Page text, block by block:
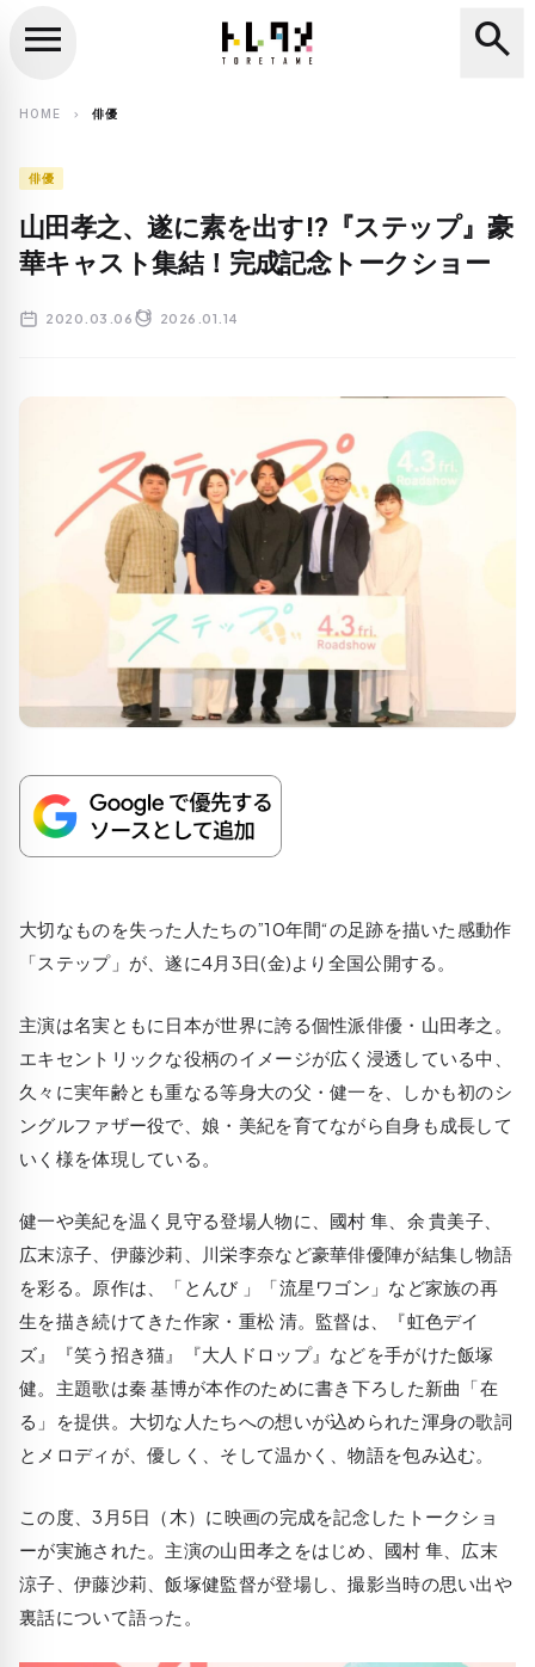
search
menu search
HOME chevron_right 俳優
俳優
山田孝之、遂に素を出す!?『ステップ』豪
華キャスト集結！完成記念トークショー
2020.03.06 2026.01.14
大切なものを失った人たちの”10年間“の足跡を描いた感動作
「ステップ」が、遂に4月3日(金)より全国公開する。
主演は名実ともに日本が世界に誇る個性派俳優・山田孝之。
エキセントリックな役柄のイメージが広く浸透している中、
久々に実年齢とも重なる等身大の父・健一を、しかも初のシ
ングルファザー役で、娘・美紀を育てながら自身も成長して
いく様を体現している。
健一や美紀を温く見守る登場人物に、國村 隼、余 貴美子、
広末涼子、伊藤沙莉、川栄李奈など豪華俳優陣が結集し物語
を彩る。原作は、「とんび 」「流星ワゴン」など家族の再
生を描き続けてきた作家・重松 清。監督は、『虹色デイ
ズ』『笑う招き猫』『大人ドロップ』などを手がけた飯塚
健。主題歌は秦 基博が本作のために書き下ろした新曲「在
る」を提供。大切な人たちへの想いが込められた渾身の歌詞
とメロディが、優しく、そして温かく、物語を包み込む。
この度、3月5日（木）に映画の完成を記念したトークショ
ーが実施された。主演の山田孝之をはじめ、國村 隼、広末
涼子、伊藤沙莉、飯塚健監督が登場し、撮影当時の思い出や
裏話について語った。